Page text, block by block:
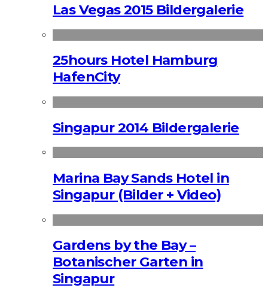
Las Vegas 2015 Bildergalerie
25hours Hotel Hamburg
HafenCity
Singapur 2014 Bildergalerie
Marina Bay Sands Hotel in
Singapur (Bilder + Video)
Gardens by the Bay –
Botanischer Garten in
Singapur